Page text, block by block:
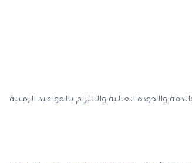
العالية والالتزام بالمواعيد الزمنية